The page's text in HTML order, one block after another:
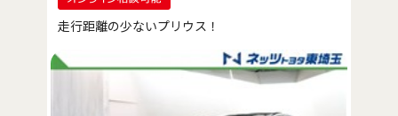
走行距離の少ないプリウス！